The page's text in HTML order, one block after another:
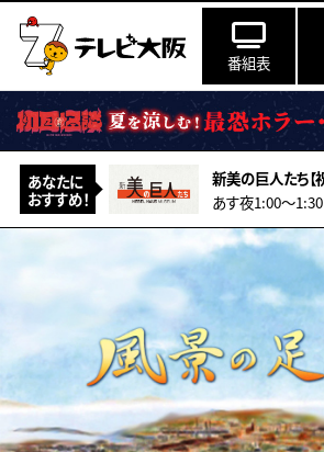
番組表
あなたに
おすすめ！
あす夜1:00〜1:30